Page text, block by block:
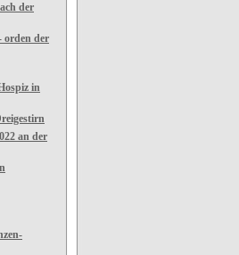
der
orden der
in
an der